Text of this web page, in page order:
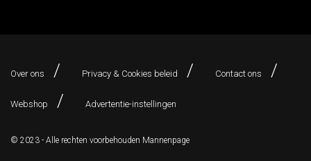
Over ons Privacy & Cookies beleid Contact ons
Webshop Advertentie-instellingen
© 2023 - Alle rechten voorbehouden Mannenpage